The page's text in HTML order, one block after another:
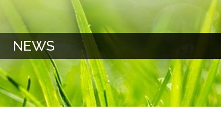
NEWS